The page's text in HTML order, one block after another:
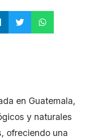
en Guatemala,
y naturales
ofreciendo una